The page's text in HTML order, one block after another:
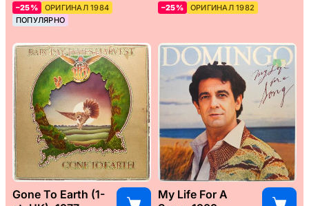
–25%
ОРИГИНАЛ 1984
ПОПУЛЯРНО
–25% ОРИГИНАЛ 1982
Gone To Earth (1-
My Life For A